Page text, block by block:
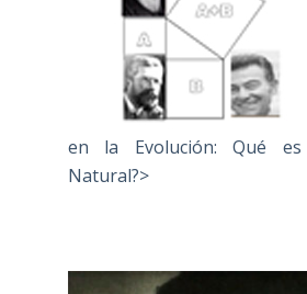
en la Evolución: Qué es
Natural?>